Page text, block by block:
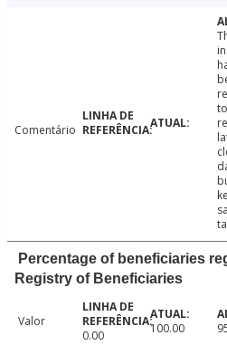
Comentário
to
Percentage of beneficiaries
Registry of Beneficiaries
Valor
0.00
100.00